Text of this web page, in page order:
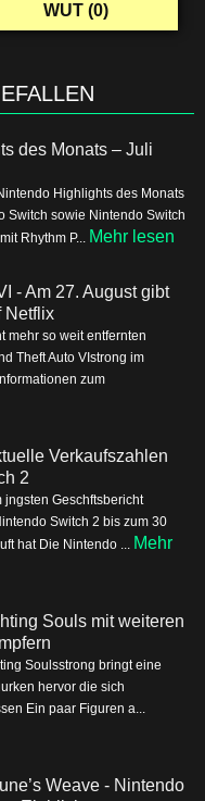
WUT (0)
des Monats – Juli
Highlights des Monats
Switch sowie Nintendo Switch
Rhythm P... Mehr lesen
- Am 27. August gibt
Netflix
mehr so weit entfernten
Theft Auto VIstrong im
zum
Verkaufszahlen
2
jngsten Geschftsbericht
Switch 2 bis zum 30
hat Die Nintendo ... Mehr
Souls mit weiteren
Soulsstrong bringt eine
hervor die sich
Ein paar Figuren a...
Weave - Nintendo